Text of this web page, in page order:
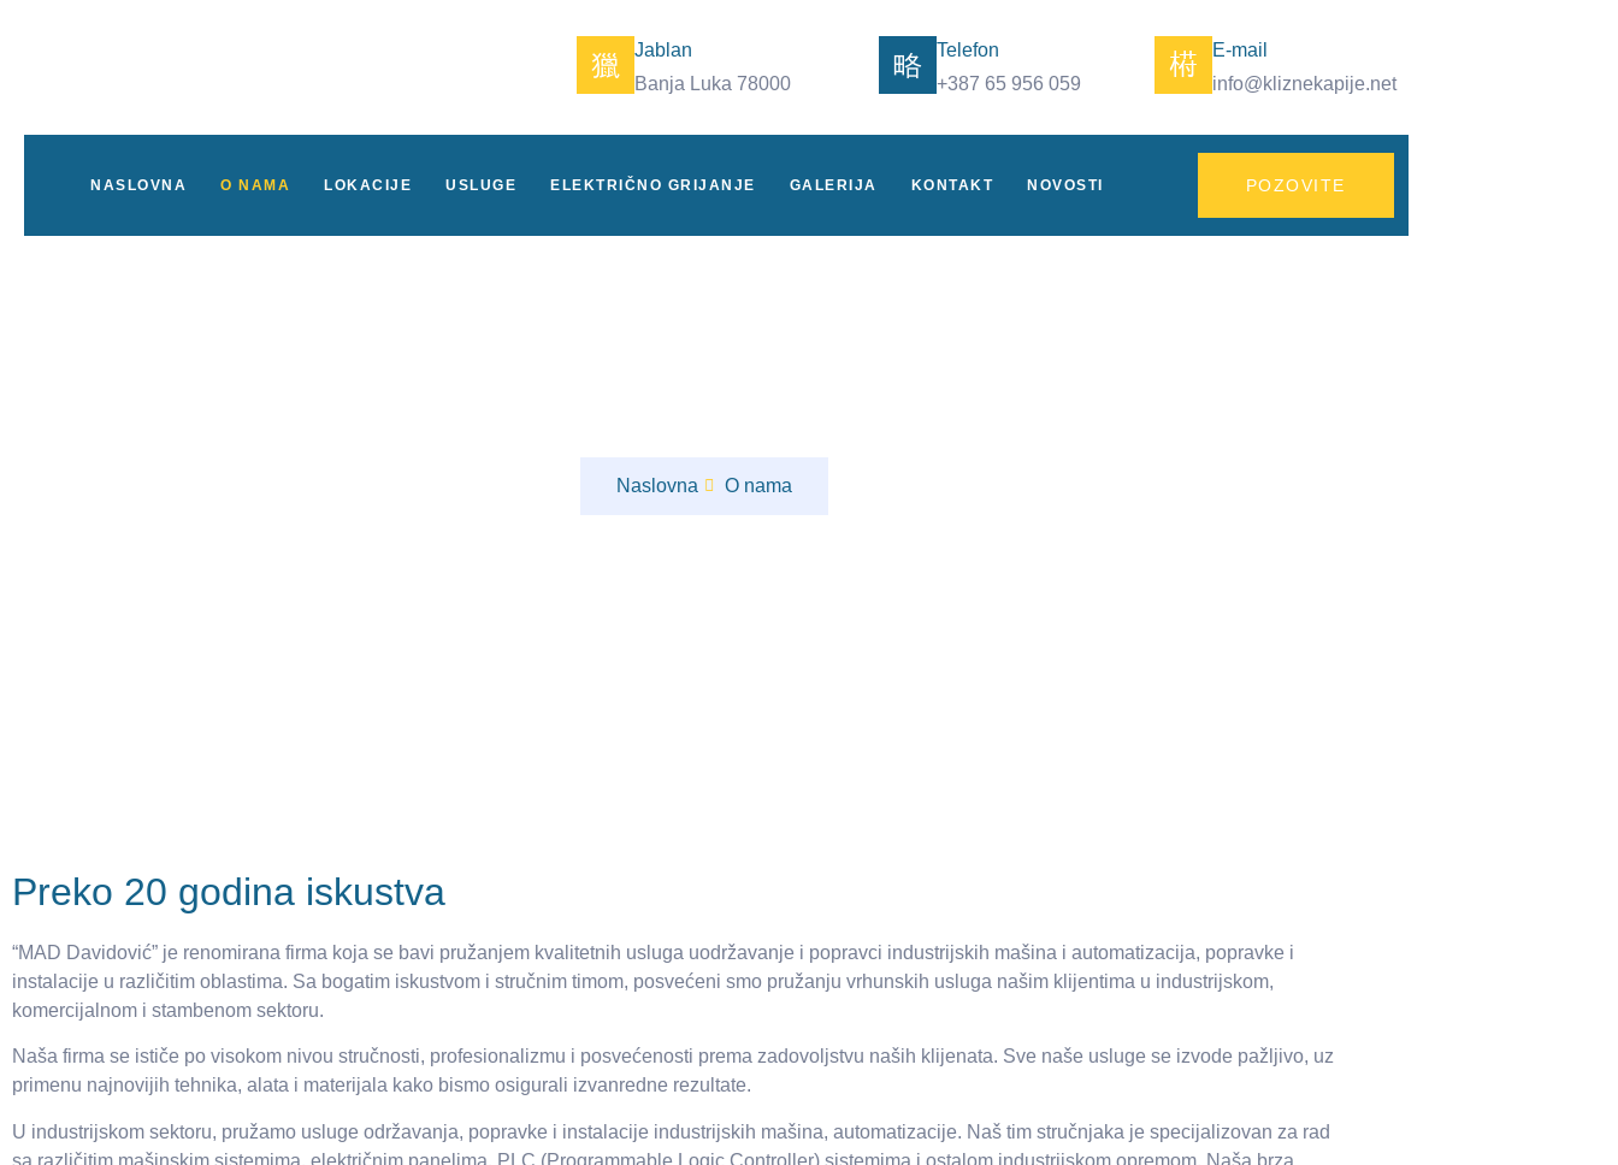
Jablan
Banja Luka 78000
Telefon
+387 65 956 059
E-mail
info@kliznekapije.net
NASLOVNA O NAMA LOKACIJE USLUGE ELEKTRIČNO GRIJANJE GALERIJA KONTAKT NOVOSTI POZOVITE
Naslovna O nama
Preko 20 godina iskustva
“MAD Davidović” je renomirana firma koja se bavi pružanjem kvalitetnih usluga uodržavanje i popravci industrijskih mašina i automatizacija, popravke i
instalacije u različitim oblastima. Sa bogatim iskustvom i stručnim timom, posvećeni smo pružanju vrhunskih usluga našim klijentima u industrijskom,
komercijalnom i stambenom sektoru.
Naša firma se ističe po visokom nivou stručnosti, profesionalizmu i posvećenosti prema zadovoljstvu naših klijenata. Sve naše usluge se izvode pažljivo, uz
primenu najnovijih tehnika, alata i materijala kako bismo osigurali izvanredne rezultate.
U industrijskom sektoru, pružamo usluge održavanja, popravke i instalacije industrijskih mašina, automatizacije. Naš tim stručnjaka je specijalizovan za rad
sa različitim mašinskim sistemima, električnim panelima, PLC (Programmable Logic Controller) sistemima i ostalom industrijskom opremom. Naša brza